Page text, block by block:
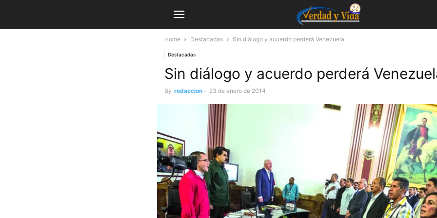
Home Destacadas Sin diálogo y acuerdo perderá Venezuela
Destacadas
Sin diálogo y acuerdo perderá
By redaccion - 23 de enero de 2014